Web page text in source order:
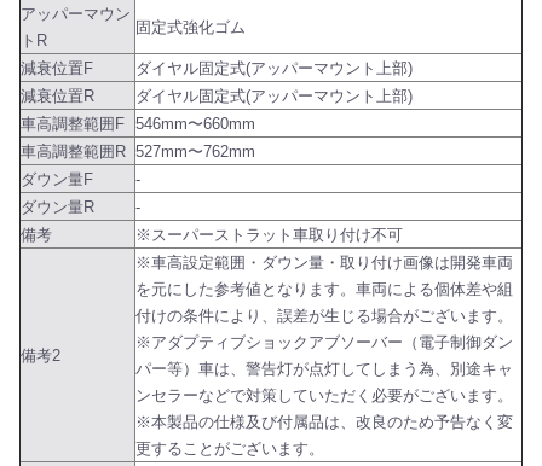
アッパーマウン
トR
固定式強化ゴム
減衰位置F
ダイヤル固定式(アッパーマウント上部)
減衰位置R
ダイヤル固定式(アッパーマウント上部)
車高調整範囲F 546mm〜660mm
車高調整範囲R 527mm〜762mm
ダウン量F
-
ダウン量R
-
備考
※スーパーストラット車取り付け不可
備考2
※車高設定範囲・ダウン量・取り付け画像は開発車両
を元にした参考値となります。車両による個体差や組
付けの条件により、誤差が生じる場合がございます。
※アダプティブショックアブソーバー（電子制御ダン
パー等）車は、警告灯が点灯してしまう為、別途キャ
ンセラーなどで対策していただく必要がございます。
※本製品の仕様及び付属品は、改良のため予告なく変
更することがございます。